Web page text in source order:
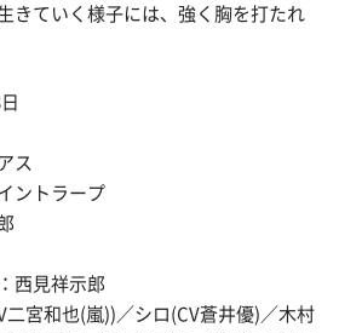
きていく様子には、強く胸を打たれ
ス
ントラープ
西見祥示郎
二宮和也(嵐))／シロ(CV蒼井優)／木村